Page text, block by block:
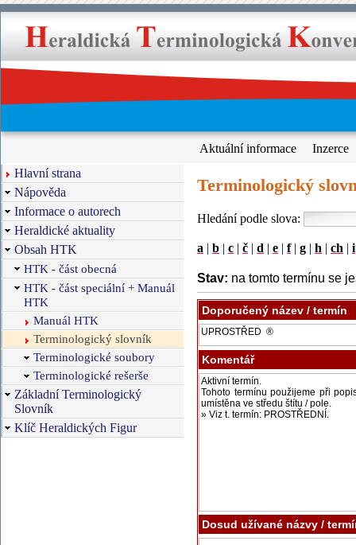
Aktuální informace
Inzerce
Hlavní strana
Nápověda
Informace o autorech
Heraldické aktuality
Obsah HTK
HTK - část obecná
HTK - část speciální + Manuál
HTK
Manuál HTK
Terminologický slovník
Terminologické soubory
Terminologické rešerše
Základní Terminologický
Slovník
Klíč Heraldických Figur
Terminologický
Hledání podle slova:
a | b | c | č | d | e | f| g | h | ch | i
Stav: na tomto termínu se
Doporučený název / termín
Komentář
Dosud užívané názvy /